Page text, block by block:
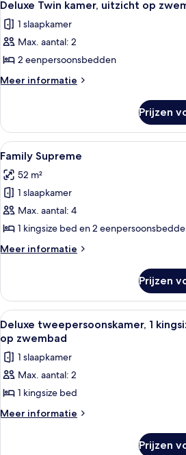
foto's
voor
Deluxe
Twin
kamer,
zwembad
(No
Balcony)
laden
Deluxe Twin kamer, uitzicht op
1 slaapkamer
Max. aantal: 2
2 eenpersoonsbedden
Meer informatie
Meer
Twin
kamer,
uitzicht
zwembad
(No
Balcony)
Prijzen
Alle
foto's
voor
Family
Supreme
laden
Twee
5
Family Supreme
52 m²
1 slaapkamer
Max. aantal: 4
1 kingsize bed en 2
Meer informatie
Meer
Supreme
Prijzen
Alle
foto's
voor
Deluxe
tweepersoonskamer,
1
kingsize
Een
10
Deluxe tweepersoonskamer, 1
op zwembad
1 slaapkamer
Max. aantal: 2
1 kingsize bed
Meer informatie
Meer
Prijzen